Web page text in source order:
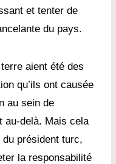
et tenter de
du pays.
aient été des
qu’ils ont causée
au sein de
au-delà. Mais cela
du président turc,
la responsabilité